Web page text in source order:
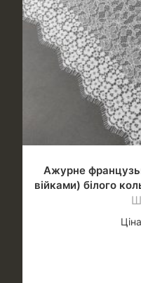
Ажурне
війками) білого